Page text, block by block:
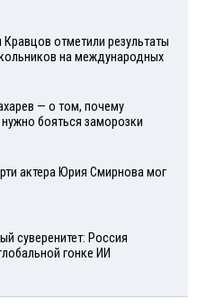
отметили результаты
на международных
— о том, почему
бояться заморозки
актера Юрия Смирнова мог
суверенитет: Россия
гонке ИИ